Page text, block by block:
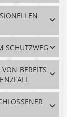
SCHUTZWEG
BEREITS